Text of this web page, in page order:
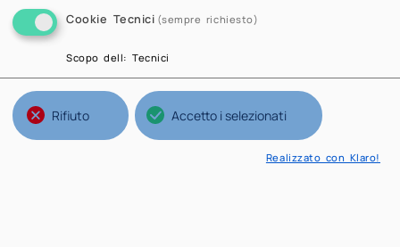
Cookie Tecnici (sempre richiesto)
Scopo dell:Tecnici
Rifiuto Accetto i selezionati
Realizzato con Klaro!